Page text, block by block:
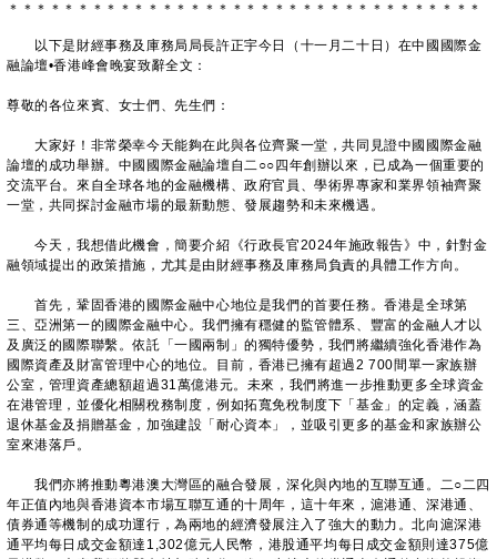
＊ ＊ ＊ ＊ ＊ ＊ ＊ ＊ ＊ ＊ ＊ ＊ ＊ ＊ ＊ ＊ ＊ ＊ ＊ ＊ ＊ ＊ ＊ ＊ ＊ ＊ ＊ ＊ ＊ ＊ ＊ ＊ ＊ ＊
以下是財經事務及庫務局局長許正宇今日（十一月二十日）在中國國際金
融論壇•香港峰會晚宴致辭全文：
尊敬的各位來賓、女士們、先生們：
大家好！非常榮幸今天能夠在此與各位齊聚一堂，共同見證中國國際金融
論壇的成功舉辦。中國國際金融論壇自二○○四年創辦以來，已成為一個重要的
交流平台。來自全球各地的金融機構、政府官員、學術界專家和業界領袖齊聚
一堂，共同探討金融市場的最新動態、發展趨勢和未來機遇。
今天，我想借此機會，簡要介紹《行政長官2024年施政報告》中，針對金
融領域提出的政策措施，尤其是由財經事務及庫務局負責的具體工作方向。
首先，鞏固香港的國際金融中心地位是我們的首要任務。香港是全球第
三、亞洲第一的國際金融中心。我們擁有穩健的監管體系、豐富的金融人才以
及廣泛的國際聯繫。依託「一國兩制」的獨特優勢，我們將繼續強化香港作為
國際資產及財富管理中心的地位。目前，香港已擁有超過2 700間單一家族辦
公室，管理資產總額超過31萬億港元。未來，我們將進一步推動更多全球資金
在港管理，並優化相關稅務制度，例如拓寬免稅制度下「基金」的定義，涵蓋
退休基金及捐贈基金，加強建設「耐心資本」，並吸引更多的基金和家族辦公
室來港落戶。
我們亦將推動粵港澳大灣區的融合發展，深化與內地的互聯互通。二○二四
年正值內地與香港資本市場互聯互通的十周年，這十年來，滬港通、深港通、
債券通等機制的成功運行，為兩地的經濟發展注入了強大的動力。北向滬深港
通平均每日成交金額達1,302億元人民幣，港股通平均每日成交金額則達375億